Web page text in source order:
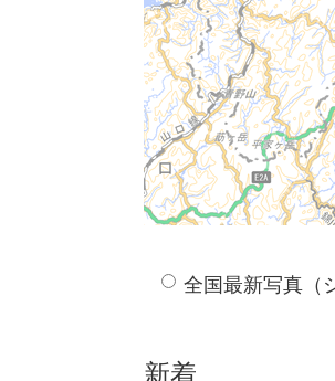
全国最新写真（
新着